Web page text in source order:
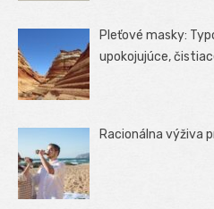
Pleťové masky:
upokojujúce,
Racionálna výživa